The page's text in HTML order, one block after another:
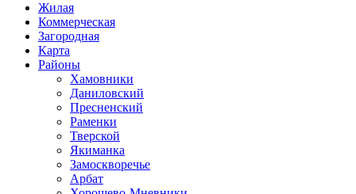
Жилая
Коммерческая
Загородная
Карта
Районы
Хамовники
Даниловский
Пресненский
Раменки
Тверской
Якиманка
Замоскворечье
Арбат